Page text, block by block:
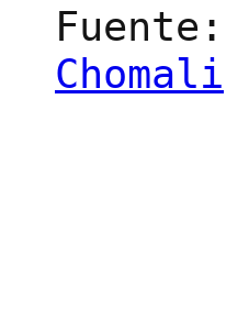
Fuente:
Chomali